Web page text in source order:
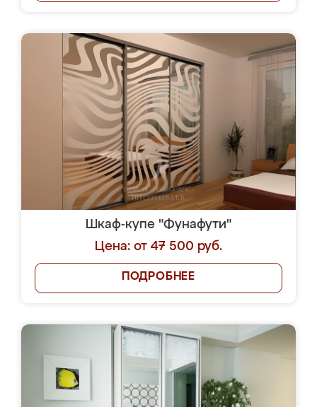
Шкаф-купе "Фунафути"
Цена: от 47 500 руб.
ПОДРОБНЕЕ